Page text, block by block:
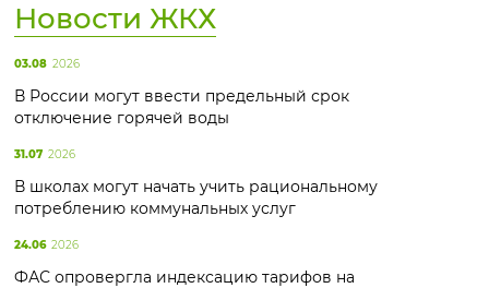
Новости ЖКХ
03.08 2026
В России могут ввести предельный срок
отключение горячей воды
31.07 2026
В школах могут начать учить рациональному
потреблению коммунальных услуг
24.06 2026
ФАС опровергла индексацию тарифов на